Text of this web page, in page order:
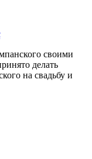
своими
делать
на свадьбу и